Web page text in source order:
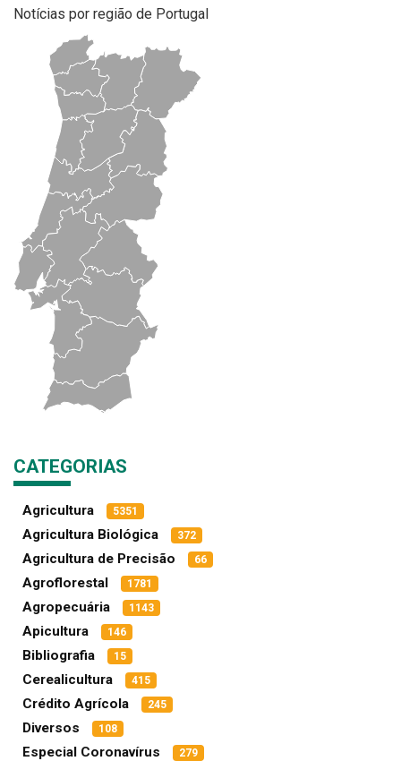
Notícias por região de Portugal
CATEGORIAS
Agricultura 5351
Agricultura Biológica 372
Agricultura de Precisão 66
Agroflorestal 1781
Agropecuária 1143
Apicultura 146
Bibliografia 15
Cerealicultura 415
Crédito Agrícola 245
Diversos 108
Especial Coronavírus 279